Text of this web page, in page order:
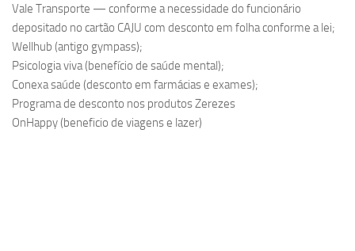
Vale Transporte — conforme a necessidade do funcionário
depositado no cartão CAJU com desconto em folha conforme a lei;
Wellhub (antigo gympass);
Psicologia viva (benefício de saúde mental);
Conexa saúde (desconto em farmácias e exames);
Programa de desconto nos produtos Zerezes
OnHappy (beneficio de viagens e lazer)